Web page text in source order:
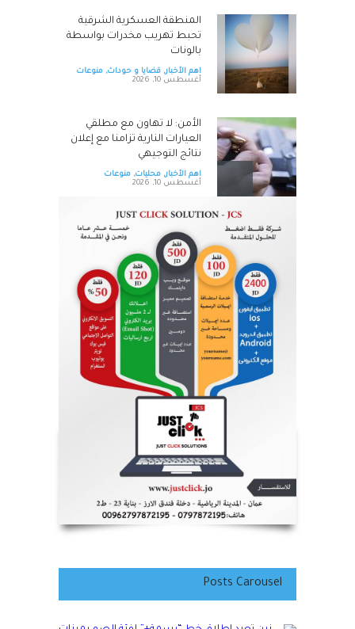
المنطقة العسكرية الشرقية
تحبط تهريب مخدرات بواسطة
بالونات
اهم الأخبار, قضايا و حوداث, منوعات
أغسطس 10, 2026
الأمن: لا تهاون مع مطلقي
العيارات النارية تزامنا مع إعلان
نتائج التوجيهي
اهم الأخبار, محليات, منوعات
أغسطس 10, 2026
البنك الأردني الكويتي يعلن عن
الرابحين بالجوائز الربع سنوية
لبرنامج حساب التوفير – الجوائز
لعام 2026
اهم الأخبار بنوك أغسطس 10, 2026
زين تُعيد إطلاق خط "بسمة+"
لفئة الصم بميزات إضافية
أغسطس 10, 2026
Posts Carousel